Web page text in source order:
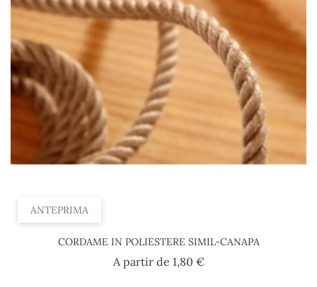
Al 100 m, 4 mm Al 100 m, 16 mm Al 100 m, 36 mm
Al 100 m, 6 mm
ANTEPRIMA
CORDAME IN POLIESTERE SIMIL-CANAPA
A partir de 1,80 €Prezzo